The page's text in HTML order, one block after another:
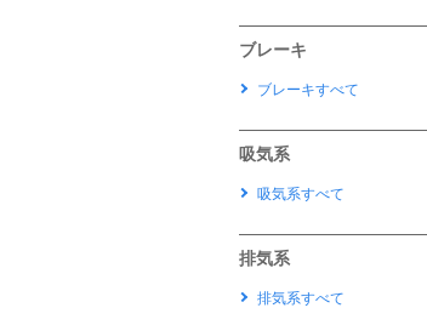
ブレーキ
ブレーキすべて
吸気系
吸気系すべて
排気系
排気系すべて